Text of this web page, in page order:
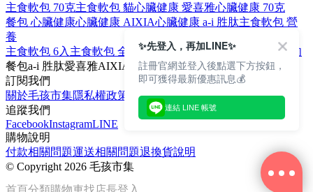
主食軟包 70克主食軟包 貓心臟健康 愛喜雅心臟健康 70克
餐包 心臟健康心臟健康 AIXIA心臟健康 a-i 胜肽主食軟包 營
養
主食軟包 6入 主食軟包 全面營養主食軟包 鮪魚主食軟包 雞肉
餐包a-i 胜肽愛喜雅AIXIA
貓
訂閱我們
關於毛孩市集隱私權政策
文章
追蹤我們
FacebookInstagramLINE
購物說明
付款相關問題運送相關問題退換貨說明
© Copyright 2026 毛孩市集
首頁分類購物車找店長登入
✨先登入，再加LINE✨
註冊官網並登入後點選下方按鈕，
即可獲得最新優惠訊息💰
連結 LINE 帳號